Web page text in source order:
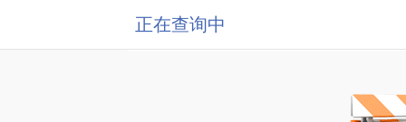
正在查询中